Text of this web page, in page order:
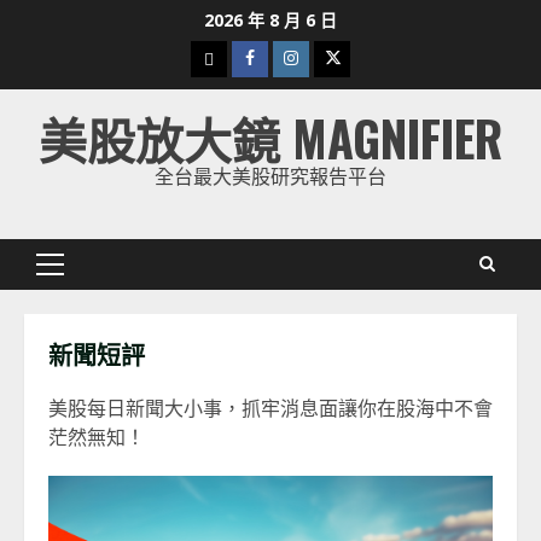
2026 年 8 月 6 日
下
載
美
股
Facebook
Instagram
Twitter
美股放大鏡 MAGNIFIER
全台最大美股研究報告平台
Primary
新聞短評
美股每日新聞大小事，抓牢消息面讓你在股海中不會
茫然無知！